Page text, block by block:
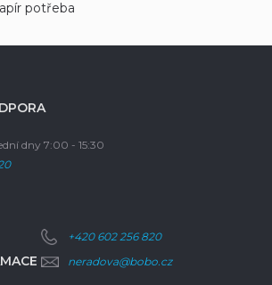
potřeba
dny 7:00 - 15:30
+420 602 256 820
neradova@bobo.cz